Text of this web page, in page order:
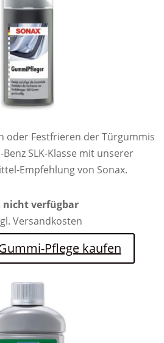
oder Festfrieren der Türgummis
SLK-Klasse mit unserer
Empfehlung von Sonax.
nicht verfügbar
Versandkosten
Pflege kaufen